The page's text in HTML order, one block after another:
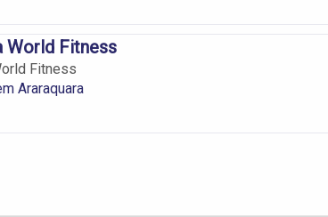
World Fitness
Fitness
Araraquara